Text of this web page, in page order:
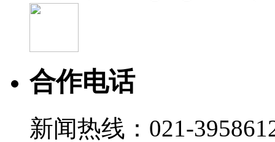
合作电话
新闻热线：021-